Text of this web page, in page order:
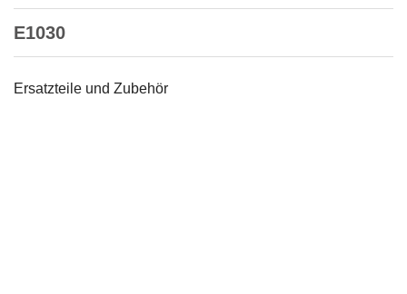
E1030
Ersatzteile und Zubehör